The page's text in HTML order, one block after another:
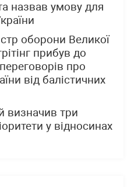
назвав умову для
оборони Великої
прибув до
про
від балістичних
визначив три
у відносинах